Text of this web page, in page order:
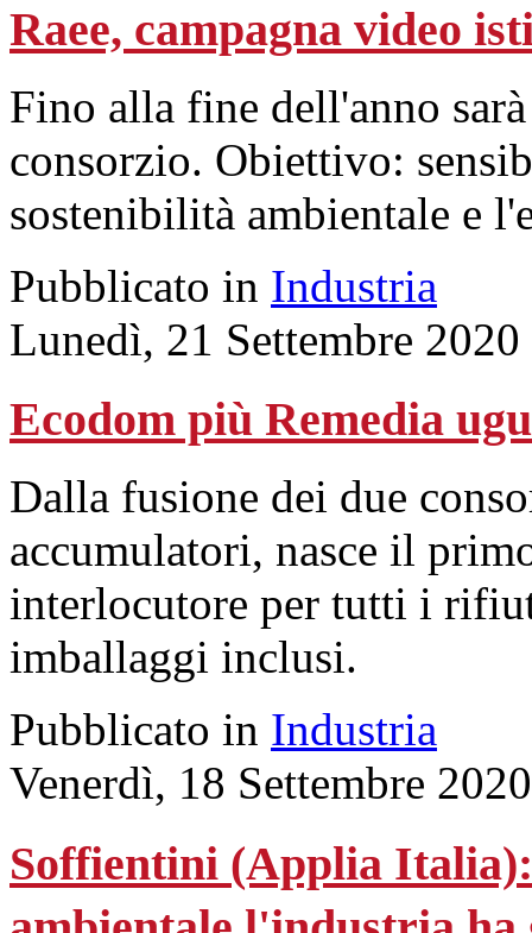
Raee, campagna video
Fino alla fine dell'anno
consorzio. Obiettivo:
sostenibilità ambientale e
Pubblicato in Industria
Lunedì, 21 Settembre
Ecodom più Remedia
Dalla fusione dei due
accumulatori, nasce il
interlocutore per tutti i
imballaggi inclusi.
Pubblicato in Industria
Venerdì, 18 Settembre
Soffientini (Applia